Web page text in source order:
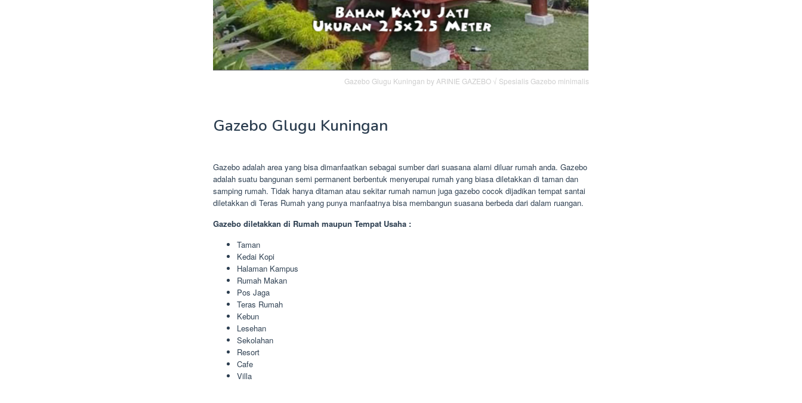
Gazebo Glugu Kuningan by ARINIE GAZEBO √ Spesialis Gazebo minimalis
Gazebo Glugu Kuningan
Gazebo adalah area yang bisa dimanfaatkan sebagai sumber dari suasana alami diluar rumah anda. Gazebo
adalah suatu bangunan semi permanent berbentuk menyerupai rumah yang biasa diletakkan di taman dan
samping rumah. Tidak hanya ditaman atau sekitar rumah namun juga gazebo cocok dijadikan tempat santai
diletakkan di Teras Rumah yang punya manfaatnya bisa membangun suasana berbeda dari dalam ruangan.
Gazebo diletakkan di Rumah maupun Tempat Usaha :
Taman
Kedai Kopi
Halaman Kampus
Rumah Makan
Pos Jaga
Teras Rumah
Kebun
Lesehan
Sekolahan
Resort
Cafe
Villa